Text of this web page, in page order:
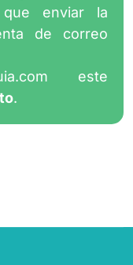
enviar la
de correo
este
.